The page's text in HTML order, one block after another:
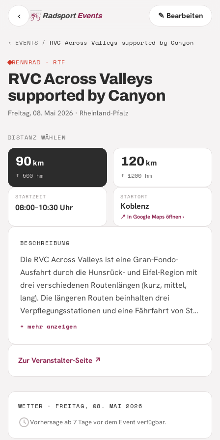
‹ RadsportEvents ✎ Bearbeiten
‹ EVENTS / RVC Across Valleys supported by Canyon
RENNRAD · RTF
RVC Across Valleys
supported by Canyon
Freitag, 08. Mai 2026 · Rheinland-Pfalz
STARTZEIT
08:00–10:30 Uhr
STARTORT
Koblenz
📍 In Google Maps öffnen ›
DISTANZ WÄHLEN
90 km
↑ 500 hm
120 km
↑ 1200 hm
BESCHREIBUNG
Die RVC Across Valleys ist eine Gran-Fondo-
Ausfahrt durch die Hunsrück- und Eifel-Region mit
drei verschiedenen Routenlängen (kurz, mittel,
lang). Die längeren Routen beinhalten drei
Verpflegungsstationen und eine Fährfahrt von St.
Goar nach Sankt Goarshausen. Das Event findet
Testbikes, Ergon Satteltest, Expo, Food & Drink
sowie Showroom-Besichtigung.
+ mehr anzeigen
Zur Veranstalter-Seite ↗
WETTER · FREITAG, 08. MAI 2026
Vorhersage ab 7 Tage vor dem Event verfügbar.